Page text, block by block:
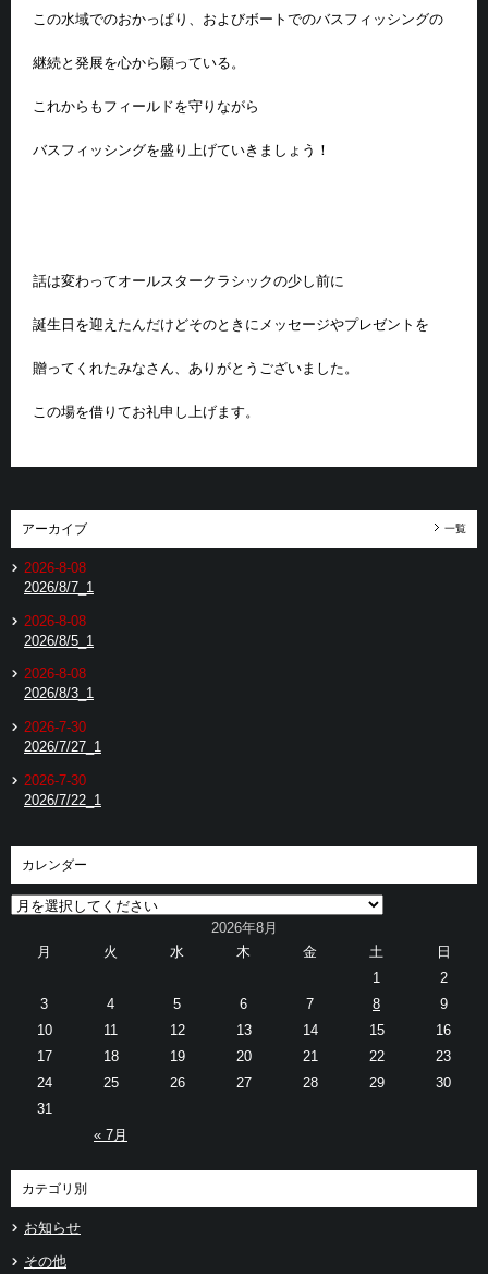
この水域でのおかっぱり、およびボートでのバスフィッシングの
継続と発展を心から願っている。
これからもフィールドを守りながら
バスフィッシングを盛り上げていきましょう！
話は変わってオールスタークラシックの少し前に
誕生日を迎えたんだけどそのときにメッセージやプレゼントを
贈ってくれたみなさん、ありがとうございました。
この場を借りてお礼申し上げます。
アーカイブ 一覧
2026-8-08
2026/8/7_1
2026-8-08
2026/8/5_1
2026-8-08
2026/8/3_1
2026-7-30
2026/7/27_1
2026-7-30
2026/7/22_1
カレンダー
2026年8月
月
火 水 木 金 土 日
« 7月
1
2
3
4 5 6 7 8
9
10
11 12 13 14 15
16
17
18 19 20 21 22
23
24
25 26 27 28 29
30
31
カテゴリ別
お知らせ
その他